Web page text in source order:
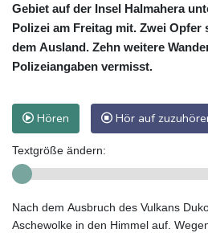
Gebiet auf der Insel Halmahera
Polizei am Freitag mit. Zwei Opfer
dem Ausland. Zehn weitere
Polizeiangaben vermisst.
Hören Hör auf
Textgröße ändern:
Nach dem Ausbruch des Vulkans
Aschewolke in den Himmel auf.